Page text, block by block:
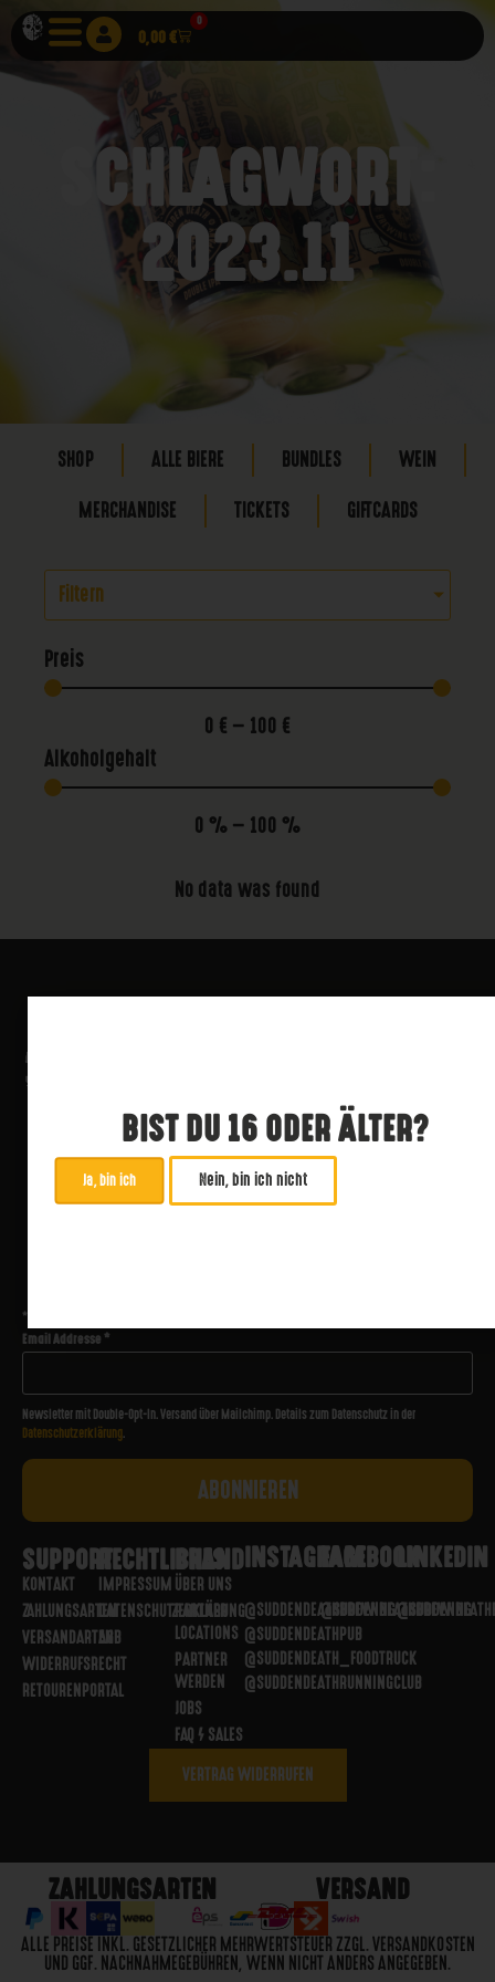
0,00€
0
SCHLAGWORT:
2023.11
SHOP ALLE BIERE BUNDLES WEIN
MERCHANDISE TICKETS GIFTCARDS
Filtern
Preis
0 € — 100 €
Alkoholgehalt
0 % — 100 %
No data was found
*
Email Addresse*
Newsletter mit Double-Opt-In. Versand über Mailchimp. Details zum Datenschutz in der
Datenschutzerklärung.
SUPPORT
KONTAKT
ZAHLUNGSARTEN
VERSANDARTEN
WIDERRUFSRECHT
RETOURENPORTAL
RECHTLICHES
IMPRESSUM
DATENSCHUTZERKLÄRUNG
AGB
BRAND
ÜBER UNS
PARTNER
LOCATIONS
PARTNER
WERDEN
JOBS
FAQ / SALES
INSTAGRAM
@SUDDENDEATHBREWING
@SUDDENDEATHPUB
@SUDDENDEATH_FOODTRUCK
@SUDDENDEATHRUNNINGCLUB
FACEBOOK
@SUDDENDEATHBREWING
LINKEDIN
VERTRAG WIDERRUFEN
ZAHLUNGSARTEN VERSAND
ALLE PREISE INKL. GESETZLICHER MEHRWERTSTEUER ZZGL. VERSANDKOSTEN
UND GGF. NACHNAHMEGEBÜHREN, WENN NICHT ANDERS ANGEGEBEN.
BIST DU 16 ODER ÄLTER?
Ja, bin ich Nein, bin ich nicht